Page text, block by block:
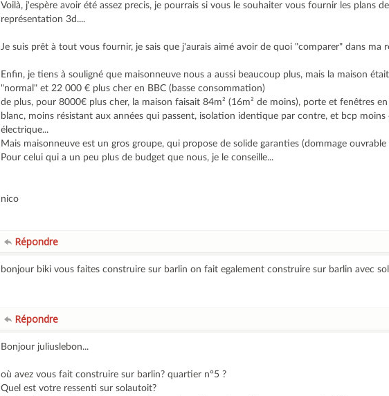
Voilà, j'espère avoir été assez precis, je pourrais si vous le souhaiter vous fournir les plans
représentation 3d....
Je suis prêt à tout vous fournir, je sais que j'aurais aimé avoir de quoi "comparer" dans ma
Enfin, je tiens à souligné que maisonneuve nous a aussi beaucoup plus, mais la maison
"normal" et 22 000 € plus cher en BBC (basse consommation)
de plus, pour 8000€ plus cher, la maison faisait 84m² (16m² de moins), porte et fenêtres
blanc, moins résistant aux années qui passent, isolation identique par contre, et bcp moins
électrique...
Mais maisonneuve est un gros groupe, qui propose de solide garanties (dommage ouvrable
Pour celui qui a un peu plus de budget que nous, je le conseille...
nico
Répondre
bonjour biki vous faites construire sur barlin on fait egalement construire sur barlin avec
Répondre
Bonjour juliuslebon...
où avez vous fait construire sur barlin? quartier n°5 ?
Quel est votre ressenti sur solautoit?